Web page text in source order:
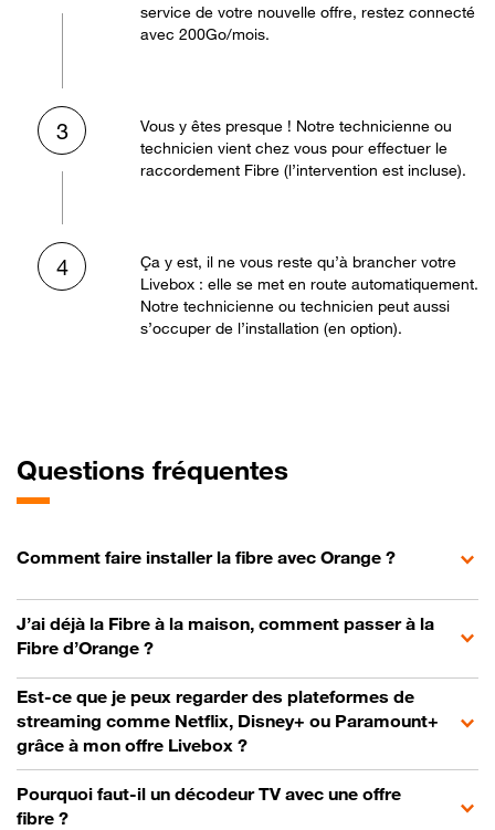
service de votre nouvelle offre, restez connecté
avec 200Go/mois.
3
Vous y êtes presque ! Notre technicienne ou
technicien vient chez vous pour effectuer le
raccordement Fibre (l’intervention est incluse).
4
Ça y est, il ne vous reste qu’à brancher votre
Livebox : elle se met en route automatiquement.
Notre technicienne ou technicien peut aussi
s’occuper de l’installation (en option).
Questions fréquentes
Comment faire installer la fibre avec Orange ?
J’ai déjà la Fibre à la maison, comment passer à la
Fibre d’Orange ?
Est-ce que je peux regarder des plateformes de
streaming comme Netflix, Disney+ ou Paramount+
grâce à mon offre Livebox ?
Pourquoi faut-il un décodeur TV avec une offre
fibre ?